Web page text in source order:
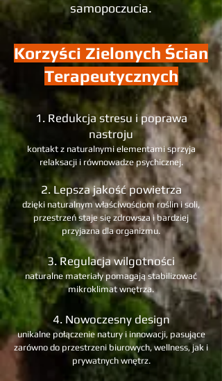
samopoczucia.
Korzyści Zielonych Ścian
Terapeutycznych
1. Redukcja stresu i poprawa
nastroju
kontakt z naturalnymi elementami sprzyja
relaksacji i równowadze psychicznej.
2. Lepsza jakość powietrza
dzięki naturalnym właściwościom roślin i soli,
przestrzeń staje się zdrowsza i bardziej
przyjazna dla organizmu.
3. Regulacja wilgotności
naturalne materiały pomagają stabilizować
mikroklimat wnętrza.
4. Nowoczesny design
unikalne połączenie natury i innowacji, pasujące
zarówno do przestrzeni biurowych, wellness, jak i
prywatnych wnętrz.